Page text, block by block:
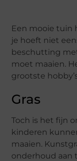
Een mooie tuin
je hoeft niet
beschutting
moet maaien.
grootste
Gras
Toch is het fijn
kinderen
maaien.
onderhoud aan